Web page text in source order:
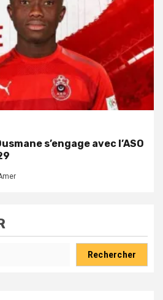
s’engage avec l’ASO
Rechercher